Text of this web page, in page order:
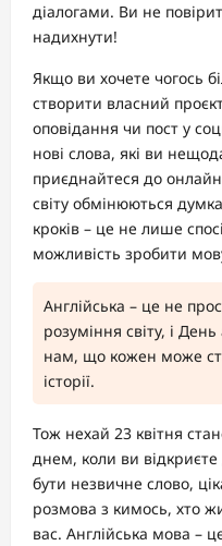
діалогами. Ви не
надихнути!
Якщо ви хочете чогось
створити власний
оповідання чи пост у
нові слова, які ви
приєднайтеся до
світу обмінюються
кроків – це не лише
можливість зробити
Англійська – це не
розуміння світу, і
нам, що кожен може
історії.
Тож нехай 23 квітня
днем, коли ви
бути незвичне слово,
розмова з кимось, хто
вас. Англійська мова –